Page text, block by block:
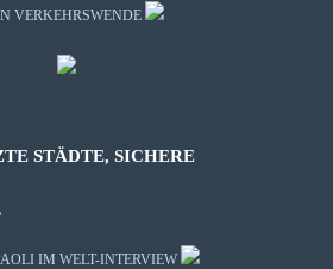
VERKEHRSWENDE
STÄDTE, SICHERE
IM WELT-INTERVIEW